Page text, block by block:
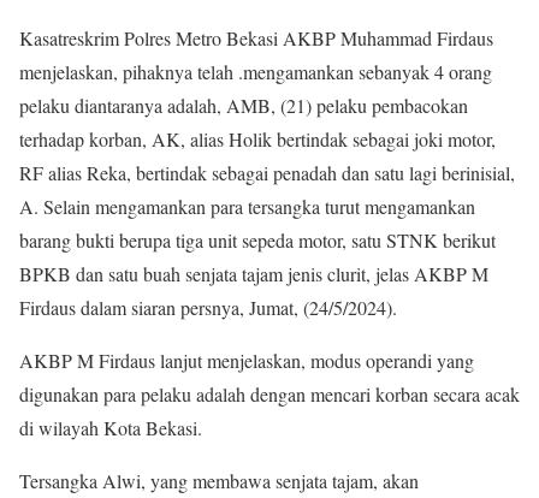
Kasatreskrim Polres Metro Bekasi AKBP Muhammad Firdaus
menjelaskan, pihaknya telah .mengamankan sebanyak 4 orang
pelaku diantaranya adalah, AMB, (21) pelaku pembacokan
terhadap korban, AK, alias Holik bertindak sebagai joki motor,
RF alias Reka, bertindak sebagai penadah dan satu lagi berinisial,
A. Selain mengamankan para tersangka turut mengamankan
barang bukti berupa tiga unit sepeda motor, satu STNK berikut
BPKB dan satu buah senjata tajam jenis clurit, jelas AKBP M
Firdaus dalam siaran persnya, Jumat, (24/5/2024).
AKBP M Firdaus lanjut menjelaskan, modus operandi yang
digunakan para pelaku adalah dengan mencari korban secara acak
di wilayah Kota Bekasi.
Tersangka Alwi, yang membawa senjata tajam, akan